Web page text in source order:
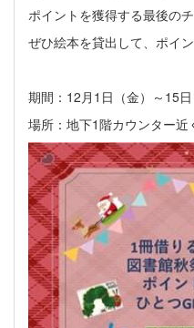
ポイントを獲得する最後のチ
ぜひ絵本を貸出して、ポイ
期間：12月1日（金）～15日
場所：地下1階カウンター近